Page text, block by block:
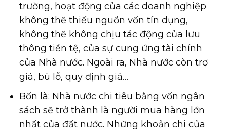
trường, hoạt động của các doanh nghiệp
không thể thiếu nguồn vốn tín dụng,
không thể không chịu tác động của lưu
thông tiền tệ, của sự cung ứng tài chính
của Nhà nước. Ngoài ra, Nhà nước còn trợ
giá, bù lỗ, quy định giá…
Bốn là: Nhà nước chi tiêu bằng vốn ngân
sách sẽ trở thành là người mua hàng lớn
nhất của đất nước. Những khoản chi của